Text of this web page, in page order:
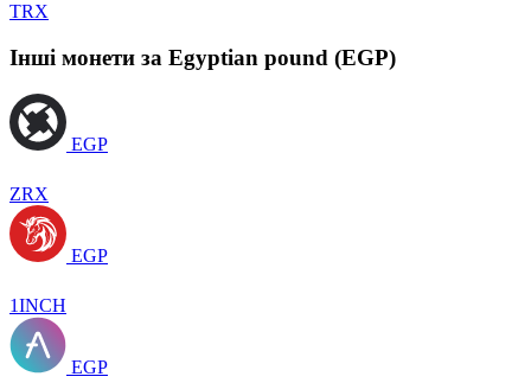
TRX
Інші монети за Egyptian pound (EGP)
EGP
ZRX
EGP
1INCH
EGP